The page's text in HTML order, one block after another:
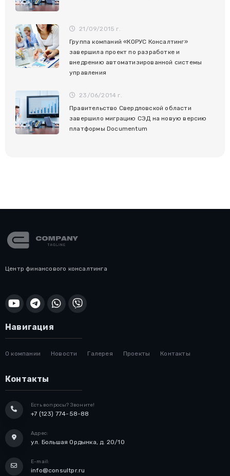
21/09/2015 г.
Группа компаний «КОРУС Консалтинг»
завершила проект по разработке и
внедрению автоматизированной системы
управления
23/06/2014 г.
Правительство Свердловской области
завершило миграцию СЭД на новую версию
платформы Documentum
Центр финансового консалтинга
Навигация
О компании Новости Галерея Проекты Контакты
Контакты
Есть вопросы? Звоните!
+7 (123) 774-58-88
Адрес:
ул. Большая Ордынка, д. 20/10
E-mail:
info@consultpr.ru